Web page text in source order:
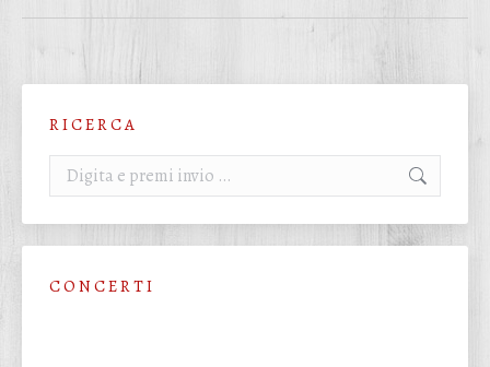
R I C E R C A
Cerca:
C O N C E R T I